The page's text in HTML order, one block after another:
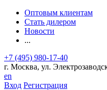
Оптовым клиентам
Стать дилером
Новости
...
+7 (495) 980-17-40
г. Москва, ул.
en
Вход Регистрация